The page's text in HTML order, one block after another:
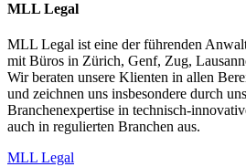
MLL Legal
MLL Legal ist eine der führenden
mit Büros in Zürich, Genf, Zug,
Wir beraten unsere Klienten in allen
und zeichnen uns insbesondere durch
Branchenexpertise in technisch-
auch in regulierten Branchen aus.
MLL Legal